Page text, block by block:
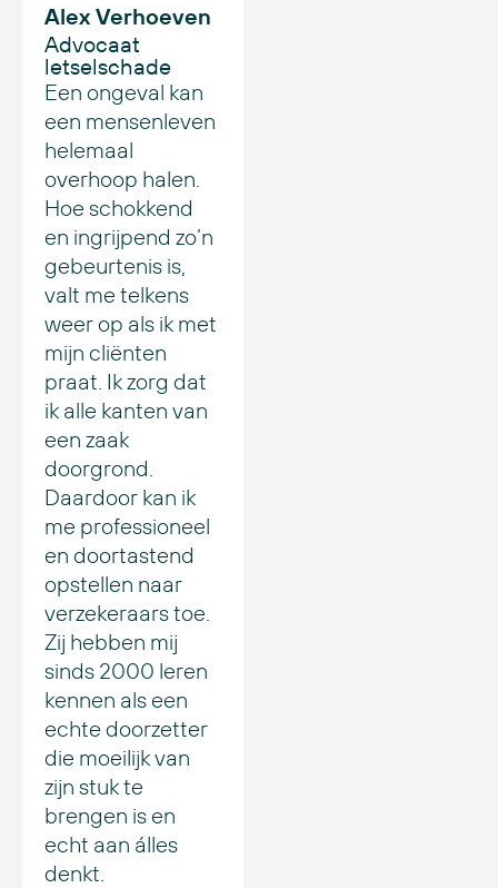
Alex Verhoeven
Advocaat
letselschade
Een ongeval kan
een mensenleven
helemaal
overhoop halen.
Hoe schokkend
en ingrijpend zo’n
gebeurtenis is,
valt me telkens
weer op als ik met
mijn cliënten
praat. Ik zorg dat
ik alle kanten van
een zaak
doorgrond.
Daardoor kan ik
me professioneel
en doortastend
opstellen naar
verzekeraars toe.
Zij hebben mij
sinds 2000 leren
kennen als een
echte doorzetter
die moeilijk van
zijn stuk te
brengen is en
echt aan álles
denkt.